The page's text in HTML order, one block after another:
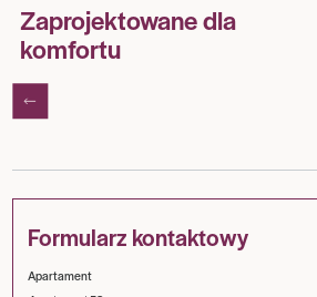
Zaprojektowane dla
komfortu
Formularz kontaktowy
Apartament